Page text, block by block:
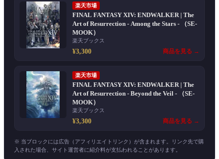
楽天市場
FINAL FANTASY XIV: ENDWALKER | The
Art of Resurrection - Among the Stars - （SE-
MOOK）
楽天ブックス
¥3,300 商品を見る →
楽天市場
FINAL FANTASY XIV: ENDWALKER | The
Art of Resurrection - Beyond the Veil - （SE-
MOOK）
楽天ブックス
¥3,300 商品を見る →
※ 当ブロックには広告（アフィリエイトリンク）が含まれます。リンク先で購
入された場合、サイト運営者に紹介料が支払われることがあります。